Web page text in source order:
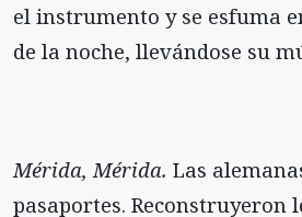
el instrumento y se esfuma
de la noche, llevándose su
Mérida, Mérida. Las
pasaportes. Reconstruyeron